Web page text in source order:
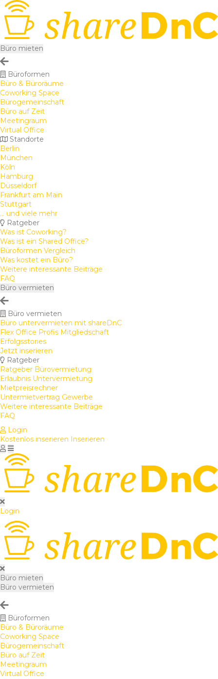
Büro mieten
Büroformen
Büro & Büroräume
Coworking Space
Bürogemeinschaft
Büro auf Zeit
Meetingraum
Virtual Office
Standorte
Berlin
München
Köln
Hamburg
Düsseldorf
Frankfurt am Main
Stuttgart
... und viele mehr
Ratgeber
Was ist Coworking?
Was ist ein Shared Office?
Büroformen Vergleich
Was kostet ein Büro?
Weitere interessante Beiträge
FAQ
Büro vermieten
Büro vermieten
Büro untervermieten mit shareDnC
Flex Office Profis Mitgliedschaft
Erfolgsstories
Jetzt inserieren
Ratgeber
Ratgeber Bürovermietung
Erlaubnis Untervermietung
Mietpreisrechner
Untermietvertrag Gewerbe
Weitere interessante Beiträge
FAQ
Login
Kostenlos inserieren Inserieren
Login
Büro mieten
Büro vermieten
Büroformen
Büro & Büroräume
Coworking Space
Bürogemeinschaft
Büro auf Zeit
Meetingraum
Virtual Office